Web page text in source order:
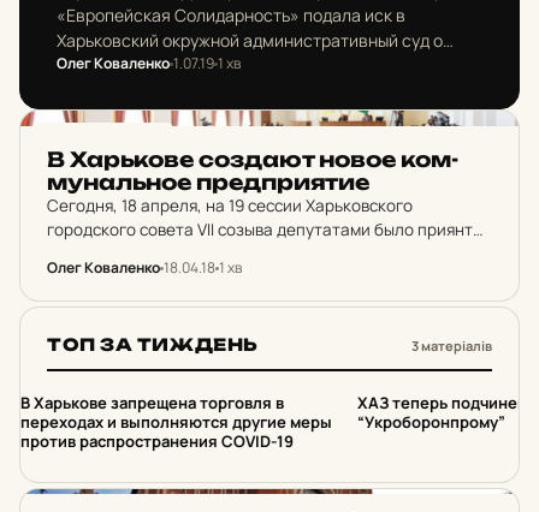
«Европейская Солидарность» подала иск в
Харьковский окружной административный суд о
признании противоправным и отмене решения
имени украинского правозащитника Петра
Олег Коваленко1.07.191 хв
В Харь­ко­ве соз­да­ют новое ком­
му­наль­ное пред­при­я­тие
Сегодня, 18 апреля, на 19 сессии Харьковского
городского совета VII созыва депутатами было приянто
предприятия "Городские ресурсы".
Олег Коваленко18.04.181 хв
ТОП ЗА ТИЖДЕНЬ 3 матеріалів
1
В Харькове запрещена торговля в
переходах и выполняются другие меры
против распространения COVID-19
2
ХАЗ теперь подчинен
“Укроборонпрому”